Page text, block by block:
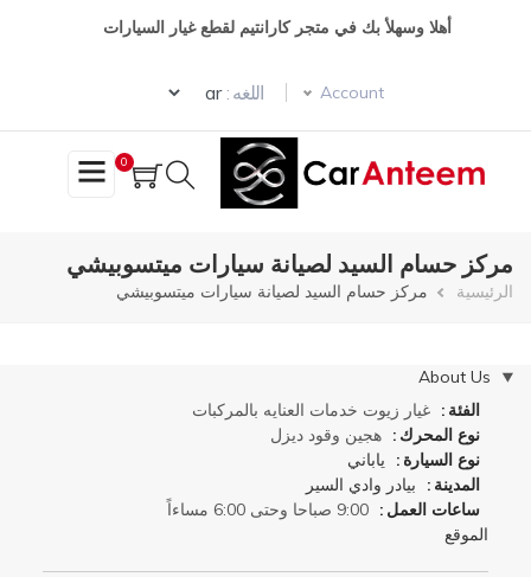
أهلا وسهلأ بك في متجر كارانتيم لقطع غيار السيارات
Account اللغه :
Select your language
0
مركز حسام السيد لصيانة سيارات ميتسوبيشي
مسار
الرئيسية مركز حسام السيد لصيانة سيارات ميتسوبيشي
إخفاء
About Us
الفئة
غيار زيوت خدمات العنايه بالمركبات
نوع المحرك
هجين وقود ديزل
نوع السيارة
ياباني
المدينة
بيادر وادي السير
ساعات العمل
9:00 صباحا وحتى 6:00 مساءاً
الموقع